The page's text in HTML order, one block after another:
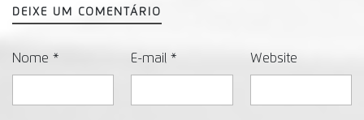
DEIXE UM COMENTÁRIO
Nome * E-mail* Website